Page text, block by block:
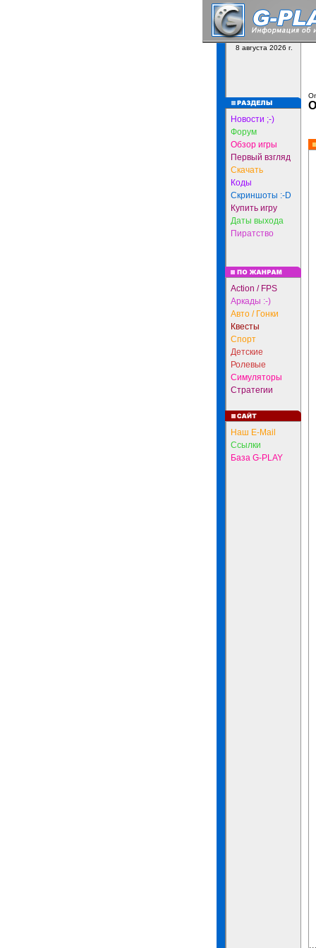
8 августа 2026 г.
Новости ;-)
Форум
Обзор игры
Первый взгляд
Скачать
Коды
Скриншоты :-D
Купить игру
Даты выхода
Пиратство
Action / FPS
Аркады :-)
Авто / Гонки
Квесты
Спорт
Детские
Ролевые
Симуляторы
Стратегии
Наш E-Mail
Ссылки
База G-PLAY